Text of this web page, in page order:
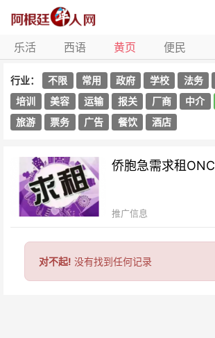
乐活 西语 黄页 便民
行业： 不限 常用 政府 学校 法务
培训
美容 运输 报关 厂商 中介
旅游
票务 广告 餐饮 酒店
侨胞急需求租
推广信息
对不起! 没有找到任何记录